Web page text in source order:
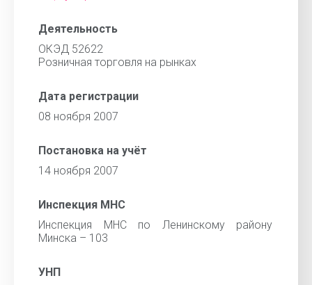
Деятельность
ОКЭД 52622
Розничная торговля на рынках
Дата регистрации
08 ноября 2007
Постановка на учёт
14 ноября 2007
Инспекция МНС
Инспекция МНС по Ленинскому району
Минска – 103
УНП